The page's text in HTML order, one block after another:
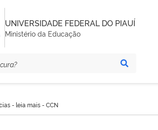
UNIVERSIDADE FEDERAL DO PIAUÍ
Ministério da Educação
- leia mais - CCN